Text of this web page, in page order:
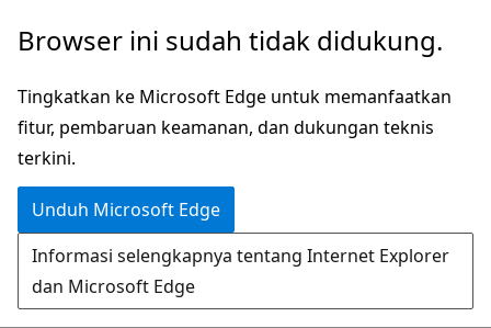
Lompati
konten
utama
Browser ini sudah tidak didukung.
Tingkatkan ke Microsoft Edge untuk memanfaatkan
fitur, pembaruan keamanan, dan dukungan teknis
terkini.
Unduh Microsoft Edge
Informasi selengkapnya tentang Internet Explorer
dan Microsoft Edge